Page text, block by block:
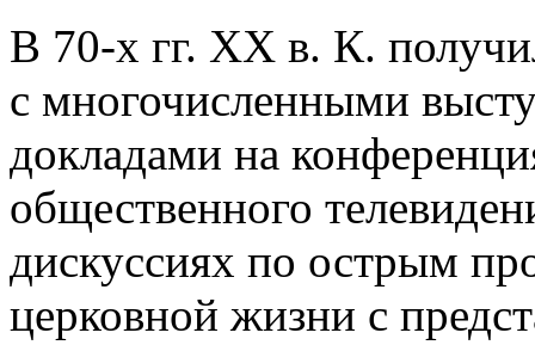
В 70-х гг. XX в. К.
с многочисленными
докладами на
общественного
дискуссиях по острым
церковной жизни с